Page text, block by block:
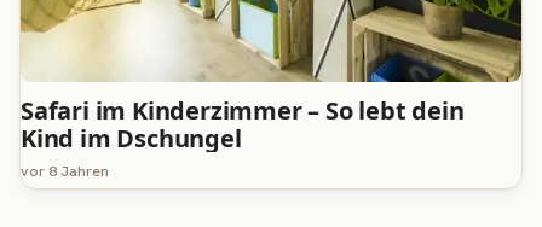
Safari im Kinderzimmer – So lebt dein
Kind im Dschungel
vor 8 Jahren